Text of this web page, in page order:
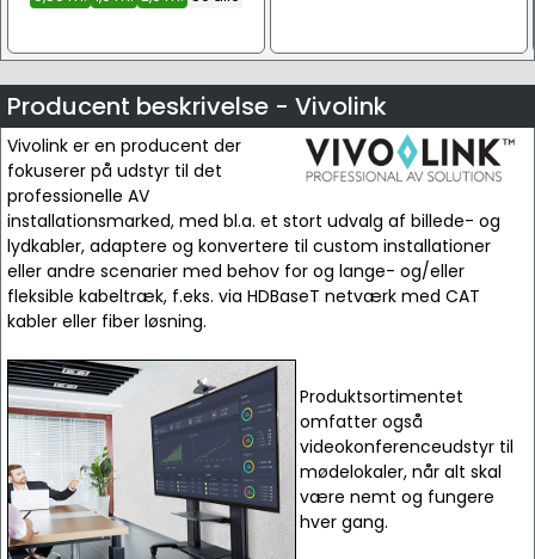
Producent beskrivelse - Vivolink
Vivolink er en producent der
fokuserer på udstyr til det
professionelle AV
installationsmarked, med bl.a. et stort udvalg af billede- og
lydkabler, adaptere og konvertere til custom installationer
eller andre scenarier med behov for og lange- og/eller
fleksible kabeltræk, f.eks. via HDBaseT netværk med CAT
kabler eller fiber løsning.
Produktsortimentet
omfatter også
videokonferenceudstyr til
mødelokaler, når alt skal
være nemt og fungere
hver gang.